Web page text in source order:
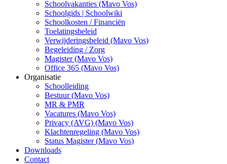
Schoolvakanties (Mavo Vos)
Schoolgids | Schoolwiki
Schoolkosten / Financiën
Toelatingsbeleid
Verwijderingsbeleid (Mavo Vos)
Begeleiding / Zorg
Magister (Mavo Vos)
Office 365 (Mavo Vos)
Organisatie
Schoolleiding
Bestuur (Mavo Vos)
MR & PMR
Vacatures (Mavo Vos)
Privacy (AVG) (Mavo Vos)
Klachtenregeling (Mavo Vos)
Status Magister (Mavo Vos)
Downloads
Contact